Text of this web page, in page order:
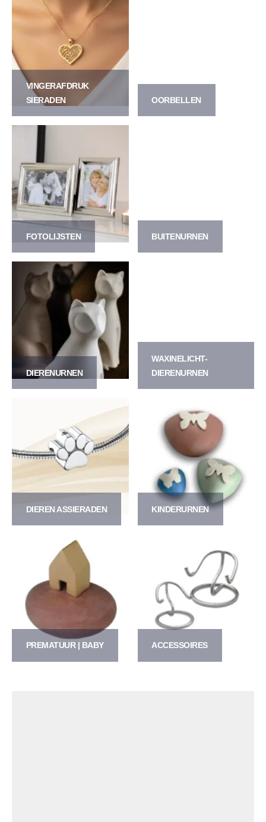
VINGERAFDRUK
SIERADEN
OORBELLEN
FOTOLIJSTEN BUITENURNEN
DIERENURNEN
WAXINELICHT-
DIERENURNEN
DIEREN ASSIERADEN KINDERURNEN
PREMATUUR | BABY ACCESSOIRES